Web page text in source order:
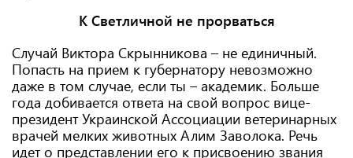
К Светличной не прорваться
Случай Виктора Скрынникова – не единичный.
Попасть на прием к губернатору невозможно
даже в том случае, если ты – академик. Больше
года добивается ответа на свой вопрос вице-
президент Украинской Ассоциации ветеринарных
врачей мелких животных Алим Заволока. Речь
идет о представлении его к присвоению звания